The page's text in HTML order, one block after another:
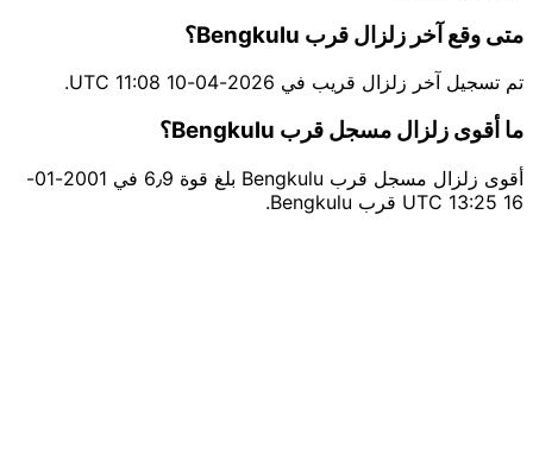
متى وقع آخر زلزال قرب Bengkulu؟
تم تسجيل آخر زلزال قريب في 2026-04-10 11:08 UTC.
ما أقوى زلزال مسجل قرب Bengkulu؟
أقوى زلزال مسجل قرب Bengkulu بلغ قوة 6٫9 في 2001-01-
16 13:25 UTC قرب Bengkulu.